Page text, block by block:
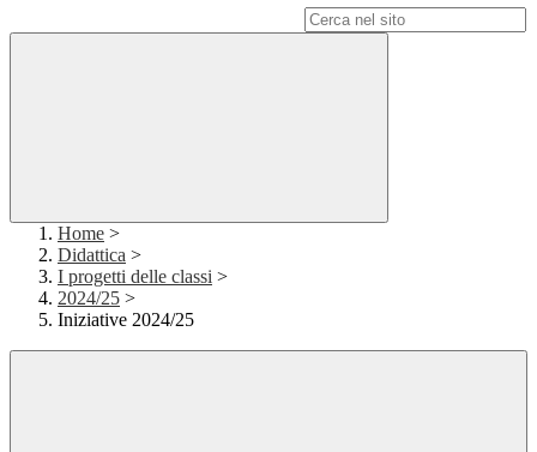
Home >
Didattica >
I progetti delle classi >
2024/25 >
Iniziative 2024/25